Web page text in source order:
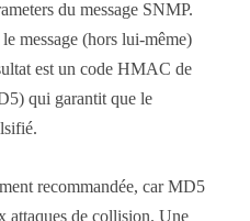
du message SNMP.
message (hors lui-même)
est un code HMAC de
qui garantit que le
recommandée, car MD5
attaques de collision. Une